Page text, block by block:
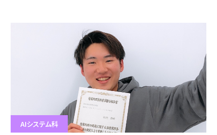
AIシステム科